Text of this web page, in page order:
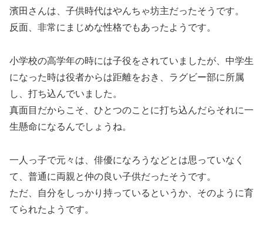
濱田さんは、子供時代はやんちゃ坊主だったそうです。
反面、非常にまじめな性格でもあったようです。
小学校の高学年の時には子役をされていましたが、中学生
になった時は役者からは距離をおき、ラグビー部に所属
し、打ち込んでいました。
真面目だからこそ、ひとつのことに打ち込んだらそれに一
生懸命になるんでしょうね。
一人っ子で元々は、俳優になろうなどとは思っていなく
て、普通に両親と仲の良い子供だったそうです。
ただ、自分をしっかり持っているというか、そのように育
てられたようです。